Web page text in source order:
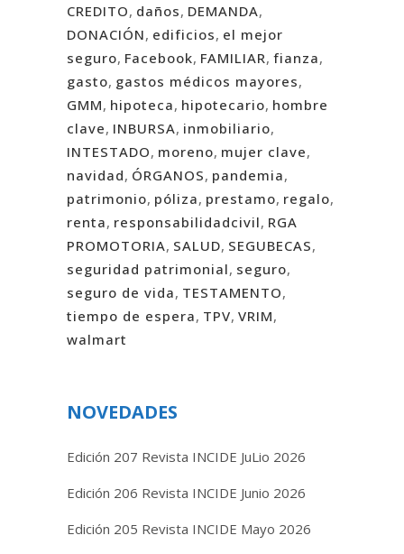
CREDITO, daños, DEMANDA,
DONACIÓN, edificios, el mejor
seguro, Facebook, FAMILIAR, fianza,
gasto, gastos médicos mayores,
GMM, hipoteca, hipotecario, hombre
clave, INBURSA, inmobiliario,
INTESTADO, moreno, mujer clave,
navidad, ÓRGANOS, pandemia,
patrimonio, póliza, prestamo, regalo,
renta, responsabilidadcivil, RGA
PROMOTORIA, SALUD, SEGUBECAS,
seguridad patrimonial, seguro,
seguro de vida, TESTAMENTO,
tiempo de espera, TPV, VRIM,
walmart
NOVEDADES
Edición 207 Revista INCIDE JuLio 2026
Edición 206 Revista INCIDE Junio 2026
Edición 205 Revista INCIDE Mayo 2026